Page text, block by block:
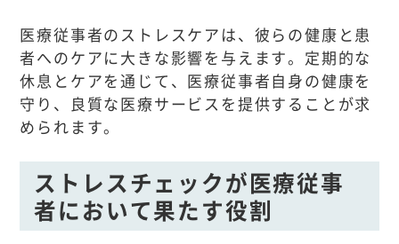
医療従事者のストレスケアは、彼らの健康と患
者へのケアに大きな影響を与えます。定期的な
休息とケアを通じて、医療従事者自身の健康を
守り、良質な医療サービスを提供することが求
められます。
ストレスチェックが医療従事
者において果たす役割